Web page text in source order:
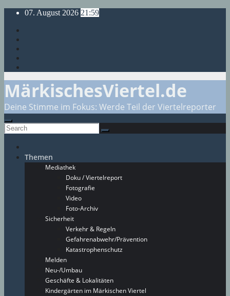
Skip
content
07. August 2026 21:59
MärkischesViertel.de
Deine Stimme im Fokus: Werde Teil der Viertelreporter
Themen
Mediathek
Doku / Viertelreport
Fotografie
Video
Foto-Archiv
Sicherheit
Verkehr & Regeln
Gefahrenabwehr/Prävention
Katastrophenschutz
Melden
Neu-/Umbau
Geschäfte & Lokalitäten
Kindergärten im Märkischen Viertel